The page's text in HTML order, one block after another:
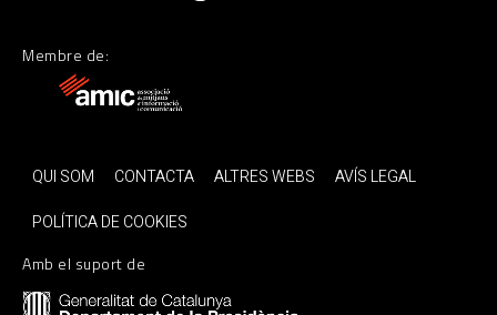
Membre de:
QUI SOM CONTACTA ALTRES WEBS
AVÍS LEGAL
POLÍTICA DE COOKIES
Amb el suport de